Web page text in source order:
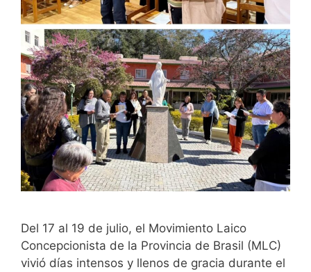
Del 17 al 19 de julio, el Movimiento Laico
Concepcionista de la Provincia de Brasil (MLC)
vivió días intensos y llenos de gracia durante el